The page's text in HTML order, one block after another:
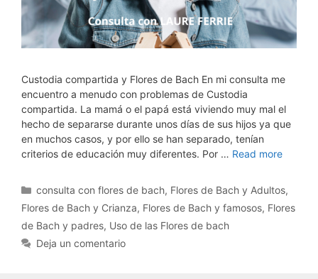
Custodia compartida y Flores de Bach En mi consulta me
encuentro a menudo con problemas de Custodia
compartida. La mamá o el papá está viviendo muy mal el
hecho de separarse durante unos días de sus hijos ya que
en muchos casos, y por ello se han separado, tenían
criterios de educación muy diferentes. Por … Read more
Categorías
consulta con flores de bach, Flores de Bach y Adultos,
Flores de Bach y Crianza, Flores de Bach y famosos, Flores
de Bach y padres, Uso de las Flores de bach
Deja un comentario